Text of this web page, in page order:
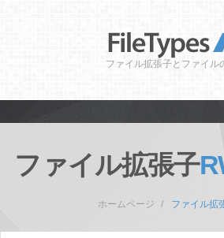
ファイル拡張子とファイル
ファイル拡張子
ホームページ ファイル拡